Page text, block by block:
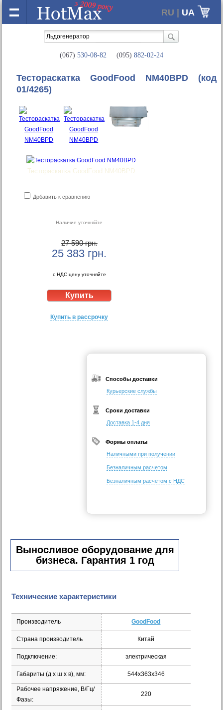
RU | UA
(067) 530-08-82 (095) 882-02-24
Тестораскатка GoodFood NM40BPD(код
01/4265)
Тестораскатка GoodFood NM40BPD
Добавить к сравнению
Наличие уточняйте
27 590 грн.
25 383 грн.
с НДС цену уточняйте
Купить в рассрочку
Способы доставки
Курьерские службы
Сроки доставки
Доставка 1-4 дня
Формы оплаты
Наличными при получении
Безналичным расчетом
Безналичным расчетом с НДС
Выносливое оборудование для
бизнеса. Гарантия 1 год
Технические характеристики
Производитель GoodFood
Страна производитель Китай
Подключение: электрическая
Габариты (д х ш х в), мм: 544х363х346
Рабочее напряжение, В/Гц/
Фазы:
220